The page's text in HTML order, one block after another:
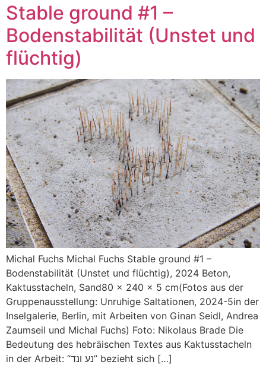
Stable ground #1 –
Bodenstabilität (Unstet und
flüchtig)
Michal Fuchs Michal Fuchs Stable ground #1 –
Bodenstabilität (Unstet und flüchtig), 2024 Beton,
Kaktusstacheln, Sand80 x 240 x 5 cm(Fotos aus der
Gruppenausstellung: Unruhige Saltationen, 2024-5in der
Inselgalerie, Berlin, mit Arbeiten von Ginan Seidl, Andrea
Zaumseil und Michal Fuchs) Foto: Nikolaus Brade Die
Bedeutung des hebräischen Textes aus Kaktusstacheln
in der Arbeit: “נע ונד” bezieht sich […]